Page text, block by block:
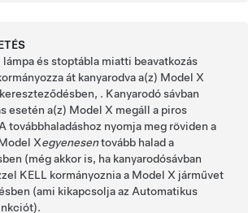
és stoptábla miatti beavatkozás
át kanyarodva a(z) Model X
. Kanyarodó sávban
esetén a(z) Model X megáll a piros
továbbhaladáshoz nyomja meg röviden a
Xegyenesentovább halad a
(még akkor is, ha kanyarodósávban
KELL kormányoznia a Model X járművet
(ami kikapcsolja az Automatikus
.